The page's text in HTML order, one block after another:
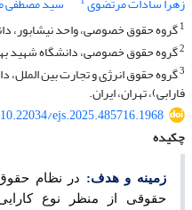
1گروه حقوق خصوصی، واحد نیشابور،
2گروه حقوق خصوصی، دانشگاه شهید
3گروه حقوق انرژی و تجارت بین
فارابی)، تهران، ایران.
10.22034/ejs.2025.485716.1968
چکیده
زمینه و هدف: در نظام
حقوقی از منظر نوع